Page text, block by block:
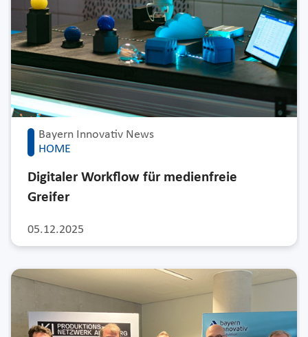
Bayern Innovativ News
HOME
05.12.2025
Digitaler Workflow für medienfreie
Greifer